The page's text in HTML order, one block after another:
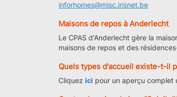
inforhomes@misc.irisnet.be
Maisons de repos à Anderlecht
Le CPAS d'Anderlecht gère la
maisons de repos et des
Quels types d'accueil existe-t-il
Cliquez ici pour un aperçu complet